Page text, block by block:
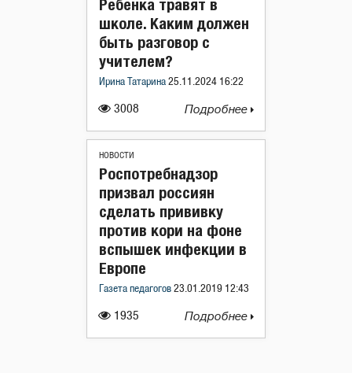
3008
Ребенка травят в
школе. Каким должен
быть разговор с
учителем?
Ирина Татарина 25.11.2024 16:22
Подробнее
НОВОСТИ
1935
Роспотребнадзор
призвал россиян
сделать прививку
против кори на фоне
вспышек инфекции в
Европе
Газета педагогов 23.01.2019 12:43
Подробнее